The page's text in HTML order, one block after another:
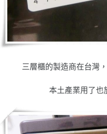
三層櫃的製造商在台灣
本土產業用了也